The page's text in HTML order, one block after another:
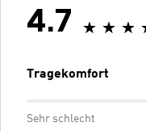
4.7
Tragekomfort
Sehr schlecht